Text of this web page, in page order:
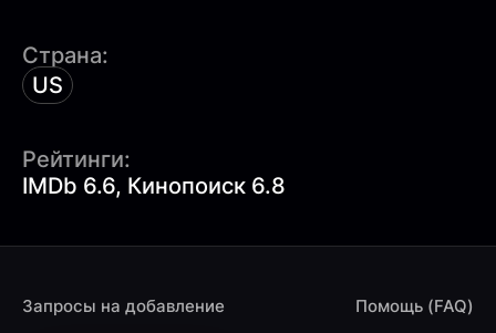
Страна:
US
Рейтинги:
IMDb 6.6, Кинопоиск 6.8
Запросы на добавление Помощь (FAQ)